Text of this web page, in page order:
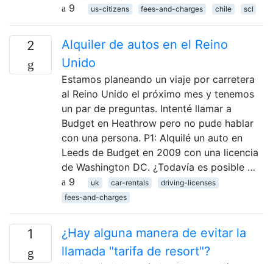
9
us-citizens fees-and-charges chile scl
2
Alquiler de autos en el Reino
Unido
Estamos planeando un viaje por carretera
al Reino Unido el próximo mes y tenemos
un par de preguntas. Intenté llamar a
Budget en Heathrow pero no pude hablar
con una persona. P1: Alquilé un auto en
Leeds de Budget en 2009 con una licencia
de Washington DC. ¿Todavía es posible …
9
uk car-rentals
driving-licenses
fees-and-charges
1
¿Hay alguna manera de evitar la
llamada "tarifa de resort"?